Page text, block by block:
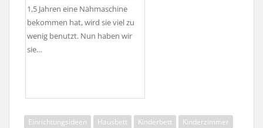
1,5 Jahren eine Nähmaschine
bekommen hat, wird sie viel zu
wenig benutzt. Nun haben wir
sie…
Einrichtungsideen Hausbett Kinderbett
Kinderzimmer